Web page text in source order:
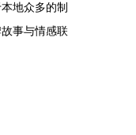
地众多的制
事与情感联